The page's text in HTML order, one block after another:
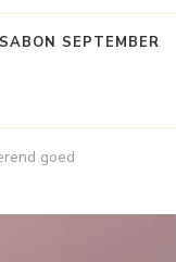
SEPTEMBER
goed